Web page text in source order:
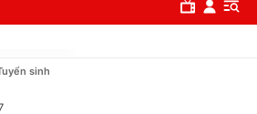
sinh